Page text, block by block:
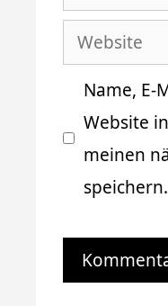
Mail-
Adresse
Website
Name, E-
Website
meinen
speichern.